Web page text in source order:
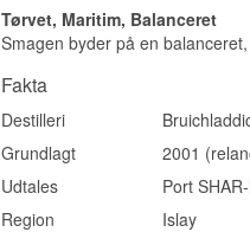
Lyt til
Røget
Tørvet, Maritim, Balanceret
Smagen byder på en
Fakta
Destilleri
Grundlagt
2001
Udtales
Port
Region
Islay